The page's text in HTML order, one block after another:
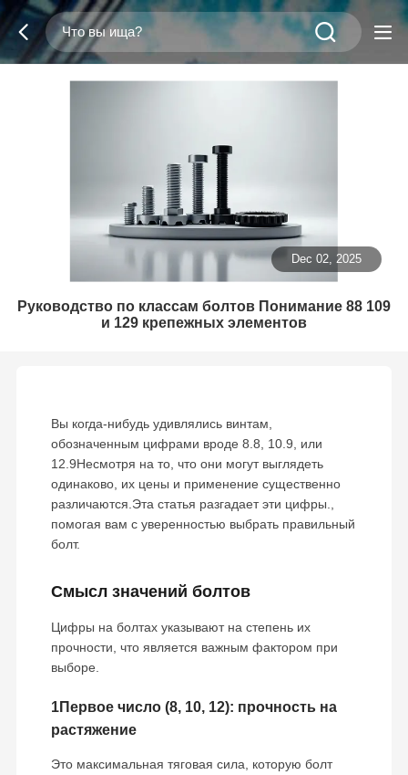
Dec 02, 2025
Руководство по классам болтов Понимание 88 109
и 129 крепежных элементов
Вы когда-нибудь удивлялись винтам,
обозначенным цифрами вроде 8.8, 10.9, или
12.9Несмотря на то, что они могут выглядеть
одинаково, их цены и применение существенно
различаются.Эта статья разгадает эти цифры.,
помогая вам с уверенностью выбрать правильный
болт.
Смысл значений болтов
Цифры на болтах указывают на степень их
прочности, что является важным фактором при
выборе.
1Первое число (8, 10, 12): прочность на
растяжение
Это максимальная тяговая сила, которую болт